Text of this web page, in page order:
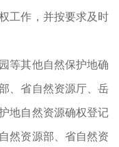
工作，并按要求及时
其他自然保护地确
、省自然资源厅、岳
地自然资源确权登记
然资源部、省自然资